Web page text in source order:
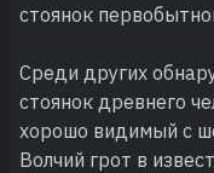
стоянок
Среди других
стоянок древнего
хорошо видимый с
Волчий грот в